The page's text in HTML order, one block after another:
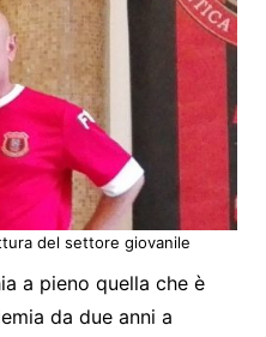
del settore giovanile
a pieno quella che è
da due anni a